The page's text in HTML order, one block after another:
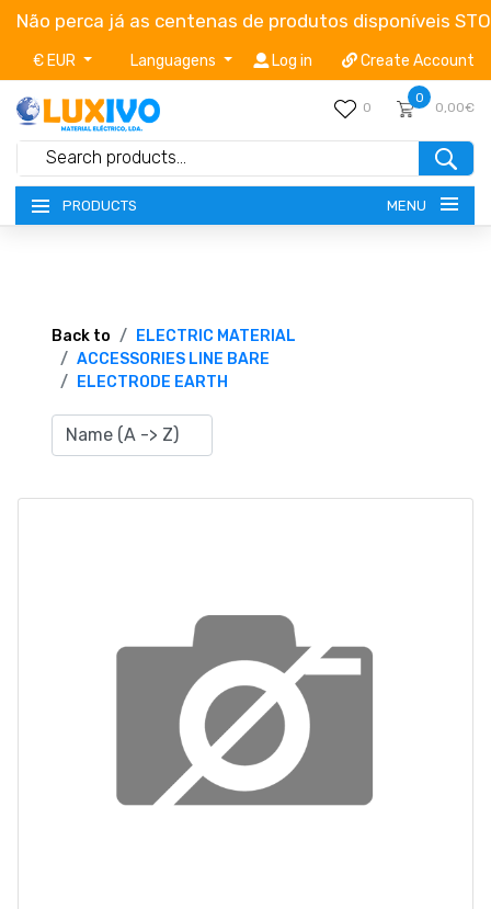
Não perca já as centenas de produtos disponíveis
€ EUR Languagens Log in Create Account
0
0
0,00€
PRODUCTS MENU
TERMS OF SERVICE
CATALOGUES
CAMPAIGNS
ABOUT US
Back to
ELECTRIC MATERIAL
ACCESSORIES LINE BARE
ELECTRODE EARTH